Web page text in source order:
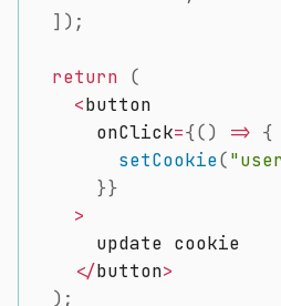
] ) ;
return
(
<button
      onClick
={() => {
setCookie(
}}
>
      update cookie
</button>
) ;